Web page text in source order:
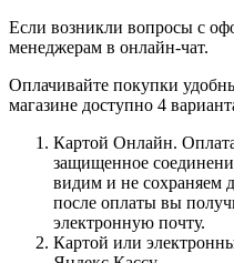
Если возникли вопросы с
менеджерам в онлайн-чат.
Оплачивайте покупки
магазине доступно 4
Картой Онлайн.
защищенное
видим и не сохраняем
после оплаты вы
электронную почту.
Картой или